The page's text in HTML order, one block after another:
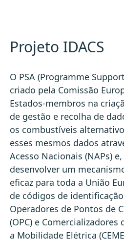
Projeto IDACS
O PSA (Programme
criado pela Comissão
Estados-membros na
de gestão e recolha de
os combustíveis
esses mesmos dados
Acesso Nacionais (NAPs)
desenvolver um
eficaz para toda a União
de códigos de
Operadores de Pontos de
(OPC) e Comercializadores
a Mobilidade Elétrica